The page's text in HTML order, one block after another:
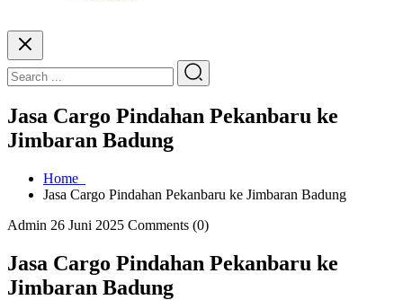
Jasa Cargo Pindahan Pekanbaru ke
Jimbaran Badung
Home
Jasa Cargo Pindahan Pekanbaru ke Jimbaran Badung
Admin 26 Juni 2025 Comments (0)
Jasa Cargo Pindahan Pekanbaru ke
Jimbaran Badung